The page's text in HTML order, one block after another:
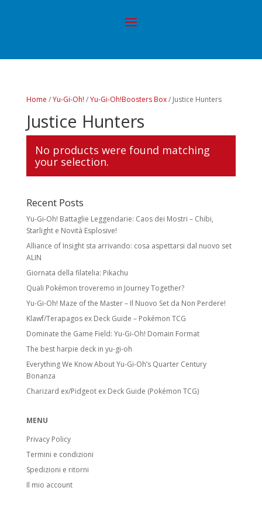
Home /Yu-Gi-Oh! /Yu-Gi-Oh!Boosters Box/ Justice Hunters
Justice Hunters
No products were found matching
your selection.
Recent Posts
Yu-Gi-Oh! Battaglie Leggendarie: Caos dei Mostri – Chibi,
Starlight e Novità Esplosive!
Alliance of Insight sta arrivando: cosa aspettarsi dal nuovo set
ALIN
Giornata della filatelia: Pikachu
Quali Pokémon troveremo in Journey Together?
Yu-Gi-Oh! Maze of the Master – Il Nuovo Set da Non Perdere!
Klawf/Terapagos ex Deck Guide – Pokémon TCG
Dominate the Game Field: Yu-Gi-Oh! Domain Format
The best harpie deck in yu-gi-oh
Everything We Know About Yu-Gi-Oh’s Quarter Century
Bonanza
Charizard ex/Pidgeot ex Deck Guide (Pokémon TCG)
MENU
Privacy Policy
Termini e condizioni
Spedizioni e ritorni
Il mio account